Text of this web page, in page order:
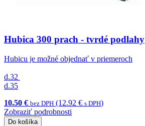
Hubica 300 prach - tvrdé podlahy
Hubicu je možné objednať v priemeroch
d.32
d.35
10.50 € bez DPH (12.92 € s DPH)
Zobraziť podrobnosti
Do košíka